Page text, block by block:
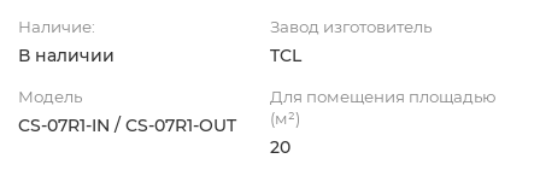
Наличие:
В наличии
Завод изготовитель
TCL
Модель
CS-07R1-IN / CS-07R1-OUT
Для помещения площадью
(м²)
20